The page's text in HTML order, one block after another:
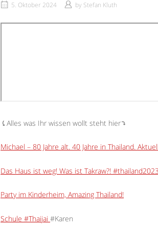
5. Oktober 2024
by Stefan Kluth
⤹Alles was Ihr wissen wollt steht hier⤵︎
Michael – 80 Jahre alt. 40 Jahre in Thailand.
Das Haus ist weg! Was ist Takraw?! #thailand2023
Party im Kinderheim, Amazing Thailand!
Schule #Thaijai #Karen